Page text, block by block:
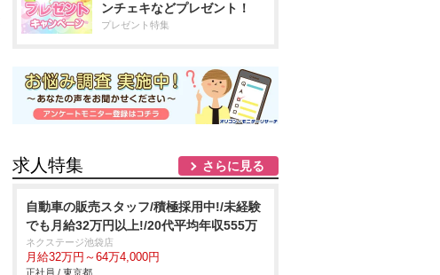
ンチェキなどプレゼント！
プレゼント特集
求人特集 さらに見る
自動車の販売スタッフ/積極採用中!/未経験
でも月給32万円以上!/20代平均年収555万
ネクステージ池袋店
月給32万円～64万4,000円
正社員 / 東京都